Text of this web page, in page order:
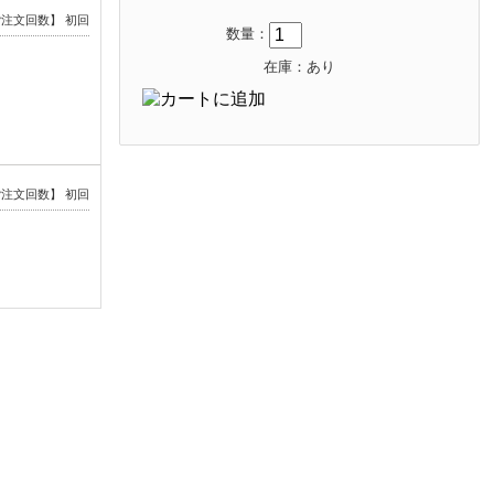
数量：
在庫：あり
注文回数】 初回
注文回数】 初回